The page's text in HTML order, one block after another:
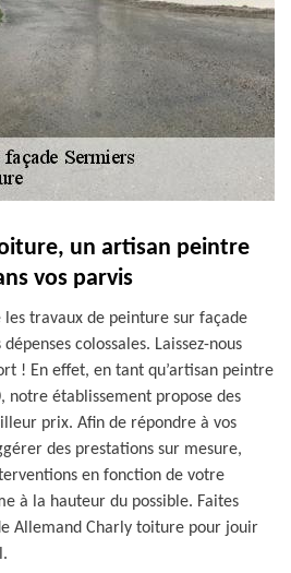
un artisan peintre
vos parvis
les travaux de peinture sur façade
colossales. Laissez-nous
! En effet, en tant qu’artisan peintre
notre établissement propose des
prix. Afin de répondre à vos
des prestations sur mesure,
en fonction de votre
à la hauteur du possible. Faites
Allemand Charly toiture pour jouir